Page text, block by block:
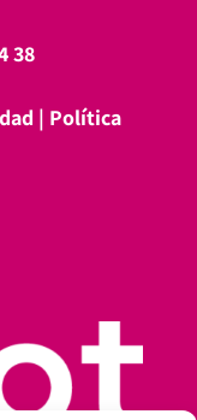
38
| Política